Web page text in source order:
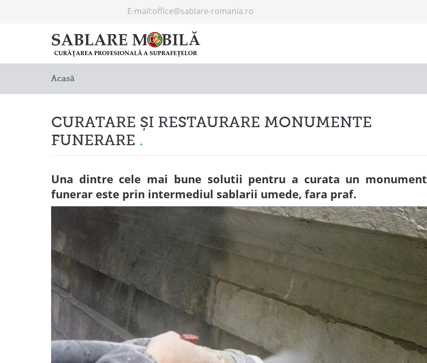
E-mail:office@sablare-romania.ro
Acasă
CURATARE ȘI RESTAURARE MONUMENTE
FUNERARE
Una dintre cele mai bune solutii pentru a curata un monument
funerar este prin intermediul sablarii umede, fara praf.